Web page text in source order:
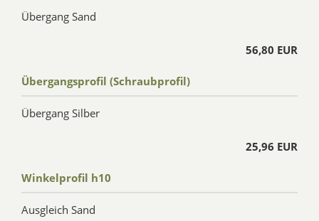
Übergang Sand
56,80 EUR
Übergangsprofil (Schraubprofil)
Übergang Silber
25,96 EUR
Winkelprofil h10
Ausgleich Sand